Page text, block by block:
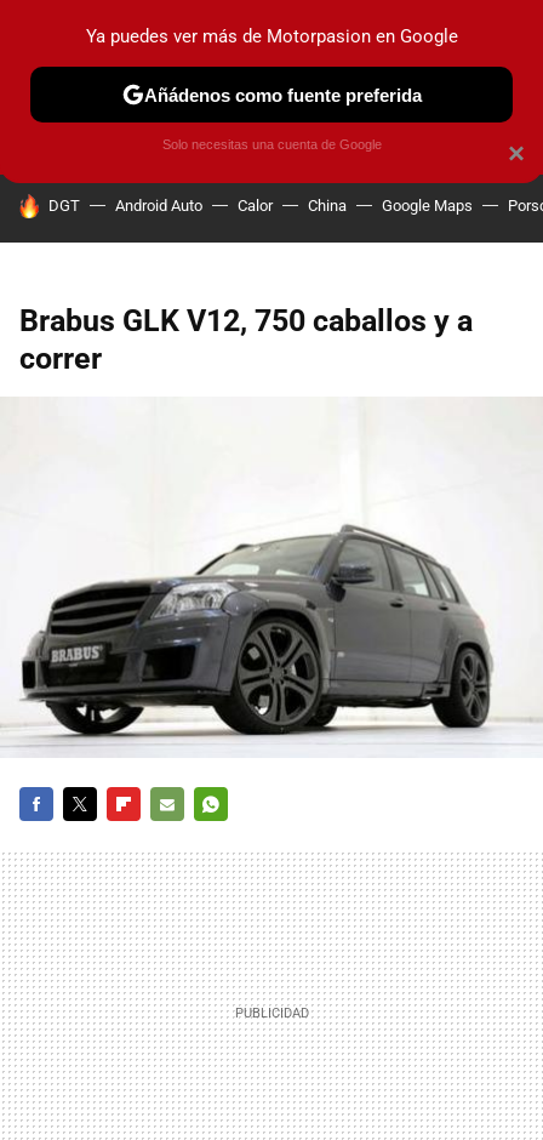
PRUEBAS COCHES ELÉCTRICOS OBSERVATORIO
HOY SE HABLA DE
DGT Android Auto Calor China Google Maps
Brabus GLK V12, 750 caballos y a
correr
MAIL
×
Ya puedes ver más de Motorpasion en Google
Añádenos como fuente preferida
Solo necesitas una cuenta de Google